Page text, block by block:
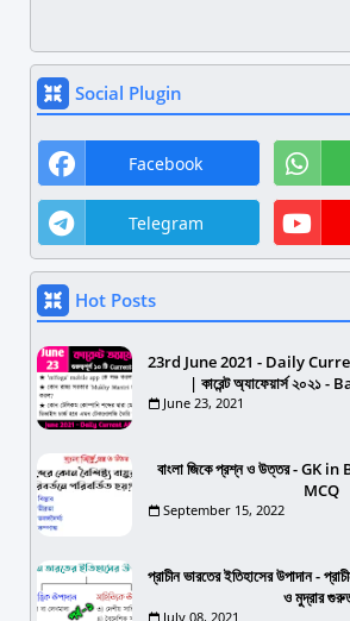
Social Plugin
Facebook
Telegram
Hot Posts
23rd June 2021 - Daily
| কারেন্ট অ্যাফেয়ার্স
June 23, 2021
বাংলা জিকে প্রশ্ন ও উত্তর - GK
MCQ
September 15, 2022
প্রাচীন ভারতের ইতিহাসের উপাদান -
ও মুদ্রার
July 08, 2021